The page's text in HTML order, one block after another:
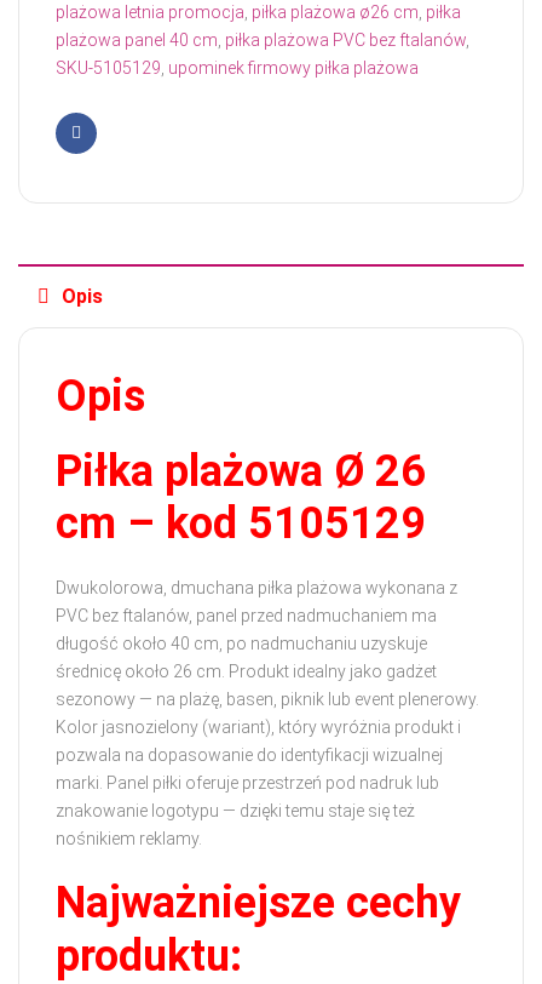
plażowa letnia promocja piłka plażowa ø26 cm piłka
plażowa panel 40 cm piłka plażowa PVC bez ftalanów
SKU-5105129 upominek firmowy piłka plażowa
Facebook
Opis
Opis
Piłka plażowa Ø 26
cm – kod 5105129
Dwukolorowa, dmuchana piłka plażowa wykonana z
PVC bez ftalanów, panel przed nadmuchaniem ma
długość około 40 cm, po nadmuchaniu uzyskuje
średnicę około 26 cm. Produkt idealny jako gadżet
sezonowy — na plażę, basen, piknik lub event plenerowy.
Kolor jasnozielony (wariant), który wyróżnia produkt i
pozwala na dopasowanie do identyfikacji wizualnej
marki. Panel piłki oferuje przestrzeń pod nadruk lub
znakowanie logotypu — dzięki temu staje się też
nośnikiem reklamy.
Najważniejsze cechy
produktu: